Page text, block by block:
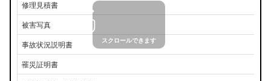
修理見積書
被害写真
事故状況説明書
罹災証明書